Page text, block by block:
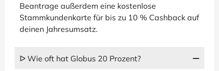
Beantrage außerdem eine kostenlose
Stammkundenkarte für bis zu 10 % Cashback auf
deinen Jahresumsatz.
ᐅ Wie oft hat Globus 20 Prozent?